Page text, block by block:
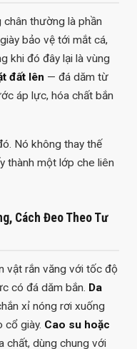
thường là phần
bảo vệ tới mắt cá,
khi đó đây lại là vùng
đất lên — đá dăm từ
áp lực, hóa chất bắn
Nó không thay thế
thành một lớp che liên
Cách Đeo Theo Tư
vật rắn văng với tốc độ
có đá dăm bắn. Da
xỉ nóng rơi xuống
cổ giày. Cao su hoặc
chất, dùng chung với